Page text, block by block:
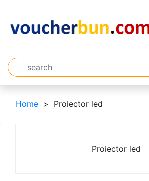
Home Proiector led
Proiector led